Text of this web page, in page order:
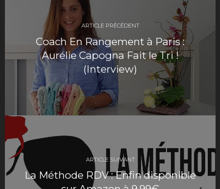
Navigation
ARTICLE PRÉCÉDENT
Coach En Rangement à Paris :
Aurélie Capogna Fait le Tri !
(Interview)
ARTICLE SUIVANT
La Méthode RDV : Enfin disponible